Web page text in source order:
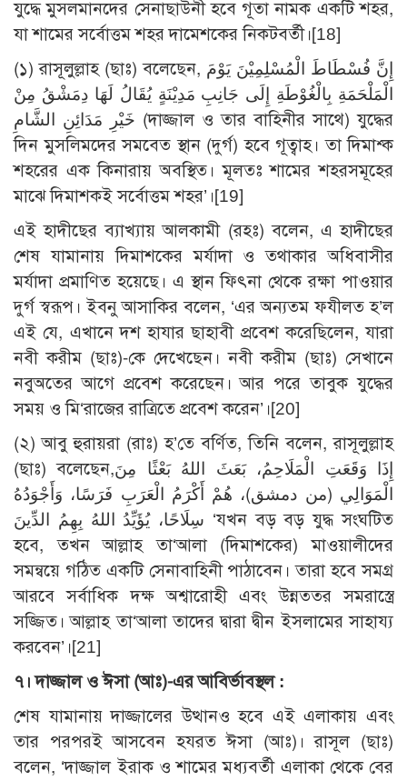
যুদ্ধে মুসলমানদের সেনাছাউনী হবে গূতা নামক একটি শহর,
যা শামের সর্বোত্তম শহর দামেশকের নিকটবর্তী।[18]
(১) রাসূলুল্লাহ (ছাঃ) বলেছেন, إِنَّ فُسْطَاطَ الْمُسْلِمِيْنَ يَوْمَ
الْمَلْحَمَةِ بِالْغُوْطَةِ إِلَى جَانِبِ مَدِيْنَةٍ يُقَالُ لَهَا دِمَشْقُ مِنْ
خَيْرِ مَدَائِنِ الشَّامِ (দাজ্জাল ও তার বাহিনীর সাথে) যুদ্ধের
দিন মুসলিমদের সমবেত স্থান (দুর্গ) হবে গূত্বাহ। তা দিমাশ্ক
শহরের এক কিনারায় অবস্থিত। মূলতঃ শামের শহরসমূহের
মাঝে দিমাশকই সর্বোত্তম শহর’।[19]
এই হাদীছের ব্যাখ্যায় আলকামী (রহঃ) বলেন, এ হাদীছের
শেষ যামানায় দিমাশকের মর্যাদা ও তথাকার অধিবাসীর
মর্যাদা প্রমাণিত হয়েছে। এ স্থান ফিৎনা থেকে রক্ষা পাওয়ার
দুর্গ স্বরূপ। ইবনু আসাকির বলেন, ‘এর অন্যতম ফযীলত হ’ল
এই যে, এখানে দশ হাযার ছাহাবী প্রবেশ করেছিলেন, যারা
নবী করীম (ছাঃ)-কে দেখেছেন। নবী করীম (ছাঃ) সেখানে
নবুঅতের আগে প্রবেশ করেছেন। আর পরে তাবুক যুদ্ধের
সময় ও মি‘রাজের রাত্রিতে প্রবেশ করেন’।[20]
(২) আবু হুরায়রা (রাঃ) হ’তে বর্ণিত, তিনি বলেন, রাসূলুল্লাহ
(ছাঃ) বলেছেন,إِذَا وَقَعَتِ الْمَلَاحِمُ، بَعَثَ اللهُ بَعْثًا مِنَ
الْمَوَالِي (من دمشق)، هُمْ أَكْرَمُ الْعَرَبِ فَرَسًا، وَأَجْوَدُهُ
سِلَاحًا، يُؤَيِّدُ اللهُ بِهِمُ الدِّينَ ‘যখন বড় বড় যুদ্ধ সংঘটিত
হবে, তখন আল্লাহ তা‘আলা (দিমাশকের) মাওয়ালীদের
সমন্বয়ে গঠিত একটি সেনাবাহিনী পাঠাবেন। তারা হবে সমগ্র
আরবে সর্বাধিক দক্ষ অশ্বারোহী এবং উন্নততর সমরাস্ত্রে
সজ্জিত। আল্লাহ তা‘আলা তাদের দ্বারা দ্বীন ইসলামের সাহায্য
করবেন’।[21]
৭ ।দাজ্জাল ও ঈসা (আঃ)-এর আবির্ভাবস্থল :
শেষ যামানায় দাজ্জালের উত্থানও হবে এই এলাকায় এবং
তার পরপরই আসবেন হযরত ঈসা (আঃ)। রাসূল (ছাঃ)
বলেন, ‘দাজ্জাল ইরাক ও শামের মধ্যবর্তী এলাকা থেকে বের